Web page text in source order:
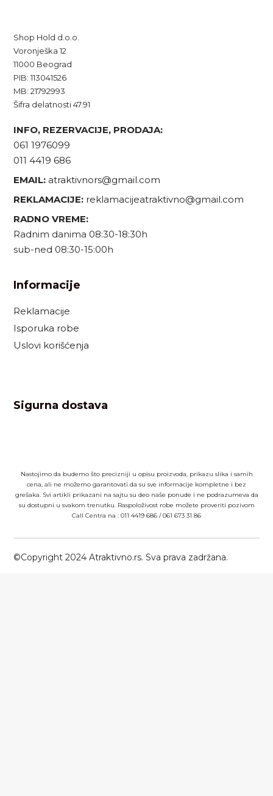
Shop Hold d.o.o.
Voronješka 12
11000 Beograd
PIB: 113041526
MB: 21792993
Šifra delatnosti 47.91
INFO, REZERVACIJE, PRODAJA:
061 1976099
011 4419 686
EMAIL: atraktivnors@gmail.com
REKLAMACIJE: reklamacijeatraktivno@gmail.com
RADNO VREME:
Radnim danima 08:30-18:30h
sub-ned 08:30-15:00h
Informacije
Reklamacije
Isporuka robe
Uslovi korišćenja
Sigurna dostava
Nastojimo da budemo što precizniji u opisu proizvoda, prikazu slika i samih
cena, ali ne možemo garantovati da su sve informacije kompletne i bez
grešaka. Svi artikli prikazani na sajtu su deo naše ponude i ne podrazumeva da
su dostupni u svakom trenutku. Raspoloživost robe možete proveriti pozivom
Call Centra na : 011 4419 686 /061 673 31 86
©Copyright 2024 Atraktivno.rs. Sva prava zadržana.